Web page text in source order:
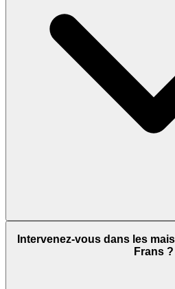
Intervenez-vous dans les
Frans ?